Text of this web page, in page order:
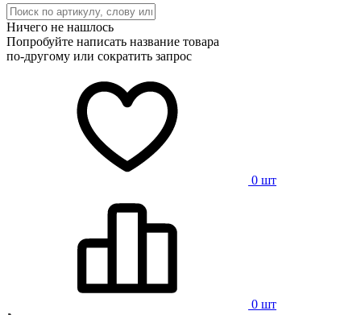
Ничего не нашлось
Попробуйте написать название товара
по-другому или сократить запрос
0 шт
0 шт